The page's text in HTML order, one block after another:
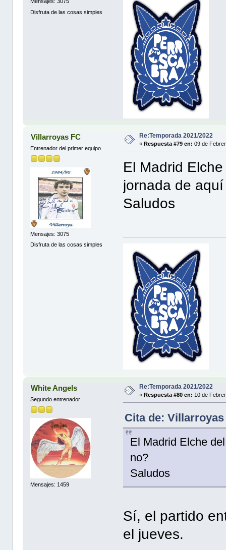
Disfruta de las cosas simples
Villarroyas FC
Entrenador del primer equipo
Mensajes: 3075
Disfruta de las cosas simples
Re:Temporada 2021/2022
«Respuesta #79 en: 09 de
El Madrid
jornada de
Saludos
White Angels
Segundo entrenador
Mensajes: 1459
Re:Temporada 2021/2022
«Respuesta #80 en: 10 de
Cita de: Villarroyas
El Madrid Elche
no?
Saludos
Sí, el partido
el jueves.